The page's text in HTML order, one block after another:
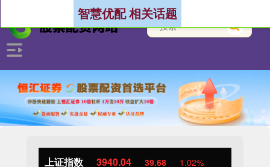
上证指数 3940.04 39.68 1.02%
智慧优配 相关话题